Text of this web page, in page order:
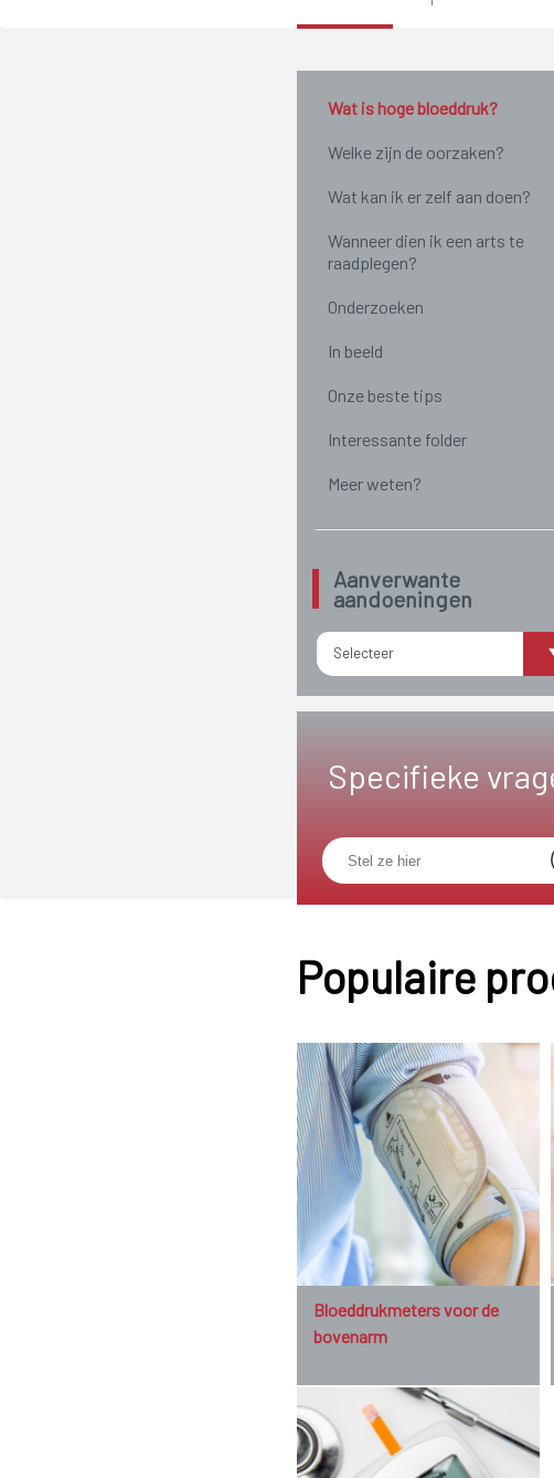
Wat is hoge bloeddruk?
Welke zijn de oorzaken?
Wat kan ik er zelf aan doen?
Wanneer dien ik een arts te
raadplegen?
Onderzoeken
In beeld
Onze beste tips
Interessante folder
Meer weten?
Aanverwante
aandoeningen
Selecteer
Specifieke
Populaire
Bloeddrukmeters voor de
bovenarm